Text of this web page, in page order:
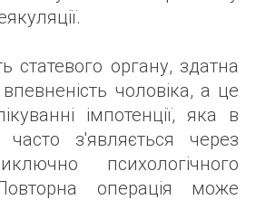
статевого органу, здатна
чоловіка, а це
імпотенції, яка в
з'являється через
психологічного
операція може